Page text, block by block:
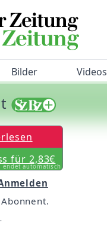
Bilder Videos
für 2,83€
endet automatisch